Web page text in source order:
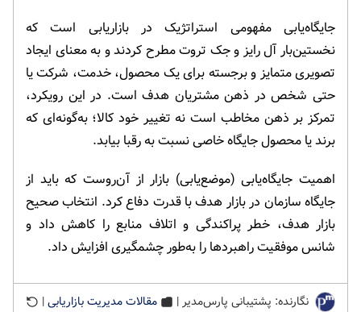
جایگاه‌یابی مفهومی استراتژیک در بازاریابی است که
نخستین‌بار آل رایز و جک تروت مطرح کردند و به معنای ایجاد
تصویری متمایز و برجسته برای یک محصول، خدمت، شرکت یا
حتی شخص در ذهن مشتریان هدف است. در این رویکرد،
تمرکز بر ذهن مخاطب است نه تغییر خود کالا؛ به‌گونه‌ای که
برند یا محصول جایگاه خاصی نسبت به رقبا بیابد.
اهمیت جایگاه‌یابی (موضع‌یابی) بازار از آن‌روست که باید از
جایگاه سازمان در بازار هدف با قدرت دفاع کرد. انتخاب صحیح
بازار هدف، خطر پراکندگی و اتلاف منابع را کاهش داد و
شانس موفقیت راهبردها را به‌طور چشمگیری افزایش داد.
نگارنده: پشتیبانی پارس‌مدیر | مقالات مدیریت بازاریابی|